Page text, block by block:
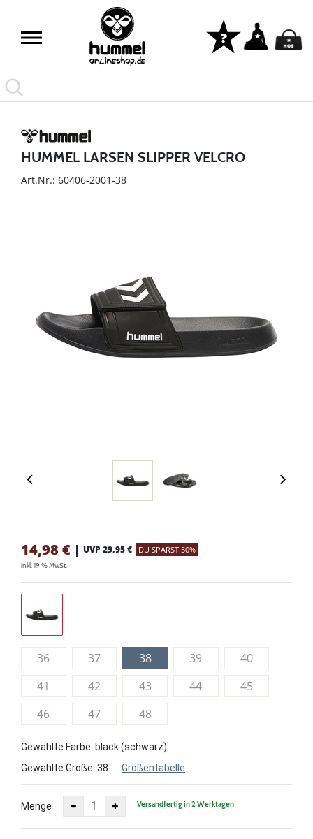
HUMMEL LARSEN SLIPPER VELCRO
Art.Nr.: 60406-2001-38
14,98 € | UVP 29,95 € DU SPARST 50%
inkl. 19 % MwSt.
36 37 38 39
40
41
42 43 44
45
46
47 48
Gewählte Farbe: black (schwarz)
Gewählte Größe: 38 Größentabelle
Menge Versandfertig in 2 Werktagen